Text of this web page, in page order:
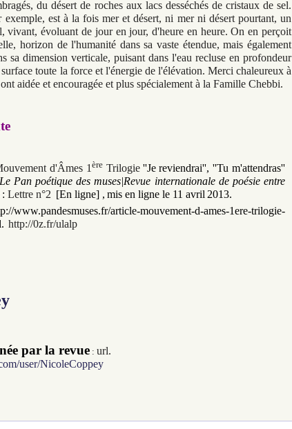
du désert de roches aux lacs desséchés de cristaux de sel.
est à la fois mer et désert, ni mer ni désert pourtant, un
vivant, évoluant de jour en jour, d'heure en heure. On en perçoit
horizon de l'humanité dans sa vaste étendue, mais également
sa dimension verticale, puisant dans l'eau recluse en profondeur
toute la force et l'énergie de l'élévation. Merci chaleureux à
aidée et encouragée et plus spécialement à la Famille Chebbi.
d'Âmes 1ère Trilogie ''Je reviendrai'', ''Tu m'attendras''
Pan poétique des muses|Revue internationale de poésie entre
: Lettre n°2 [En ligne] , mis en ligne le 11 avril 2013.
article-mouvement-d-ames-1ere-trilogie-
http://0z.fr/ulalp
par la revue : url.
user/NicoleCoppey